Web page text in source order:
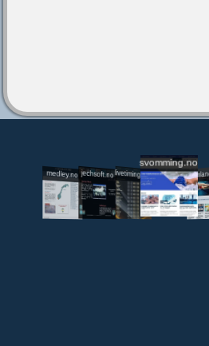
medley.no jechsoft.nolivetiming.medley.no
svomming.no